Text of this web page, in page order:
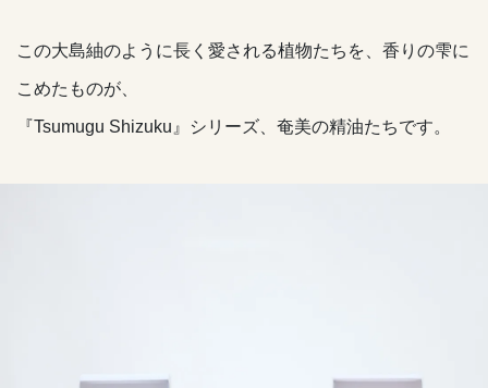
この大島紬のように長く愛される植物たちを、香りの雫に
こめたものが、
『Tsumugu Shizuku』シリーズ、奄美の精油たちです。